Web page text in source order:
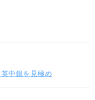
中銀を見極め